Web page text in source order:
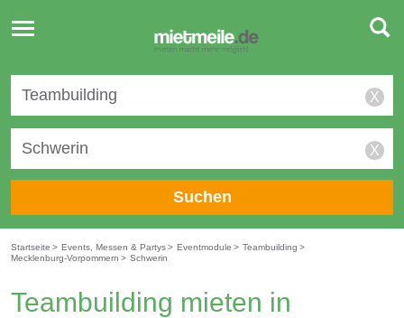
Toggle
navigation
X
X
Suchen
Startseite > Events, Messen & Partys> Eventmodule > Teambuilding >
Mecklenburg-Vorpommern > Schwerin
Teambuilding mieten in